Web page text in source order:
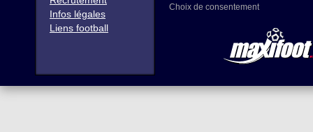
Infos légales
Liens football
Choix de consentement